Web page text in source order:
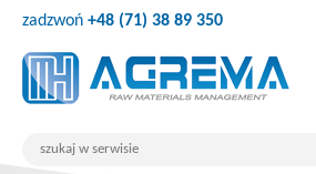
zadzwoń +48 (71) 38 89 350